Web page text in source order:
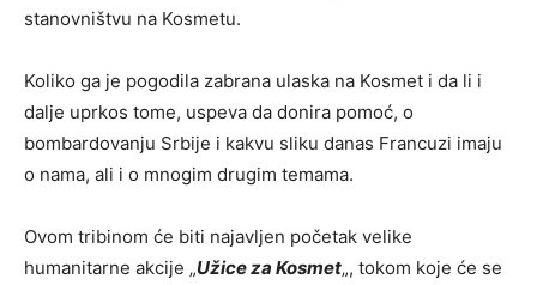
stanovništvu na Kosmetu.
Koliko ga je pogodila zabrana ulaska na Kosmet i da li i
dalje uprkos tome, uspeva da donira pomoć, o
bombardovanju Srbije i kakvu sliku danas Francuzi imaju
o nama, ali i o mnogim drugim temama.
Ovom tribinom će biti najavljen početak velike
humanitarne akcije „Užice za Kosmet„, tokom koje će se